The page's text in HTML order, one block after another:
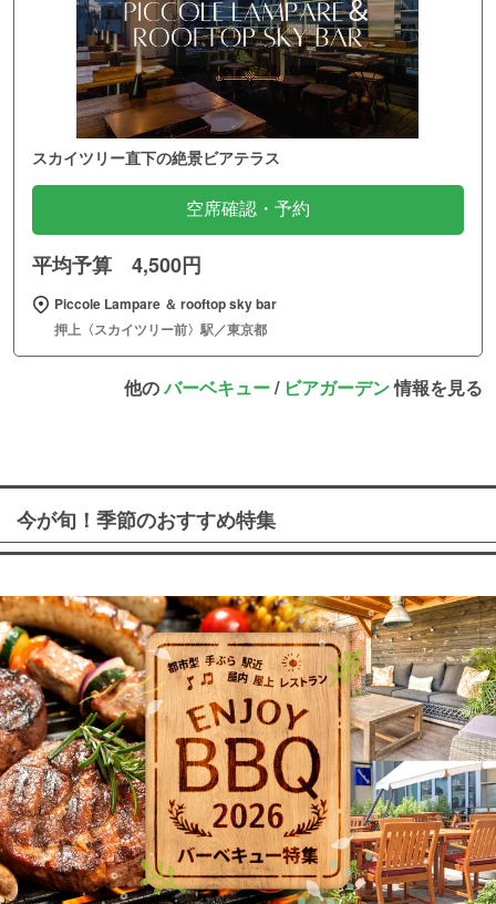
スカイツリー直下の絶景ビアテラス
空席確認・予約
平均予算 4,500円
Piccole Lampare ＆ rooftop sky bar
押上〈スカイツリー前〉駅／東京都
他のバーベキュー/ ビアガーデン情報を見る
今が旬！季節のおすすめ特集